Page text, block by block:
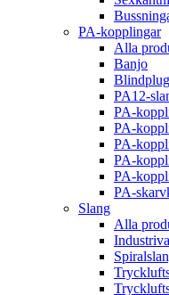
PA-kopplingar
Alla
Banjo
PA12-
PA-
PA-
PA-
PA-
PA-
PA-
Slang
Alla